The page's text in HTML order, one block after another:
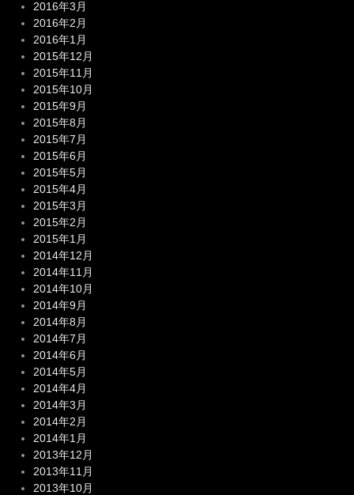
2016年3月
2016年2月
2016年1月
2015年12月
2015年11月
2015年10月
2015年9月
2015年8月
2015年7月
2015年6月
2015年5月
2015年4月
2015年3月
2015年2月
2015年1月
2014年12月
2014年11月
2014年10月
2014年9月
2014年8月
2014年7月
2014年6月
2014年5月
2014年4月
2014年3月
2014年2月
2014年1月
2013年12月
2013年11月
2013年10月